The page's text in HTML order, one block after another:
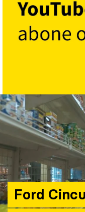
Ford
Söyleşiler
Kariyer
Araştırma